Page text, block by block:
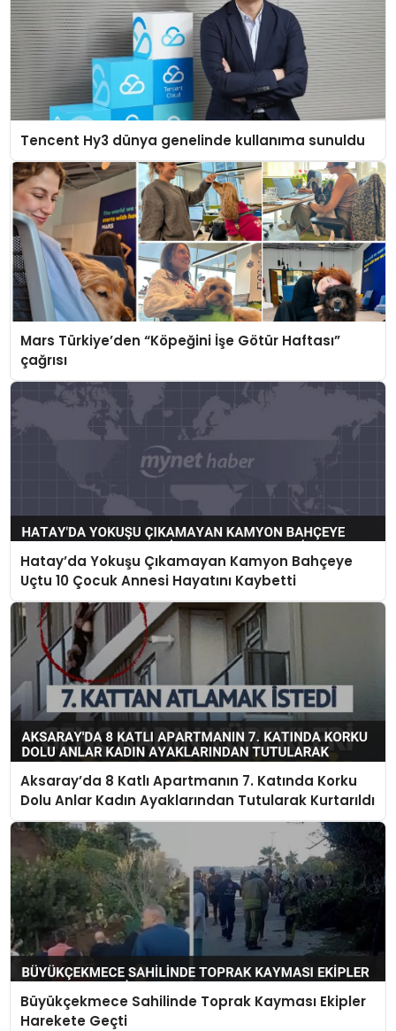
Tencent Hy3 dünya genelinde kullanıma sunuldu
Mars Türkiye’den “Köpeğini İşe Götür Haftası”
çağrısı
Hatay’da Yokuşu Çıkamayan Kamyon Bahçeye
Uçtu 10 Çocuk Annesi Hayatını Kaybetti
Aksaray’da 8 Katlı Apartmanın 7. Katında Korku
Dolu Anlar Kadın Ayaklarından Tutularak Kurtarıldı
Büyükçekmece Sahilinde Toprak Kayması Ekipler
Harekete Geçti